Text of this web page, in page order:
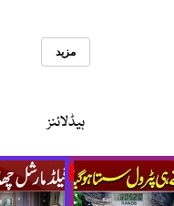
مزید
ہیڈلائنز